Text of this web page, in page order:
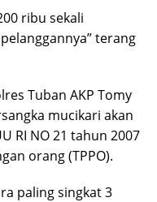
ribu sekali
terang
Tuban AKP Tomy
mucikari akan
RI NO 21 tahun 2007
orang (TPPO).
paling singkat 3